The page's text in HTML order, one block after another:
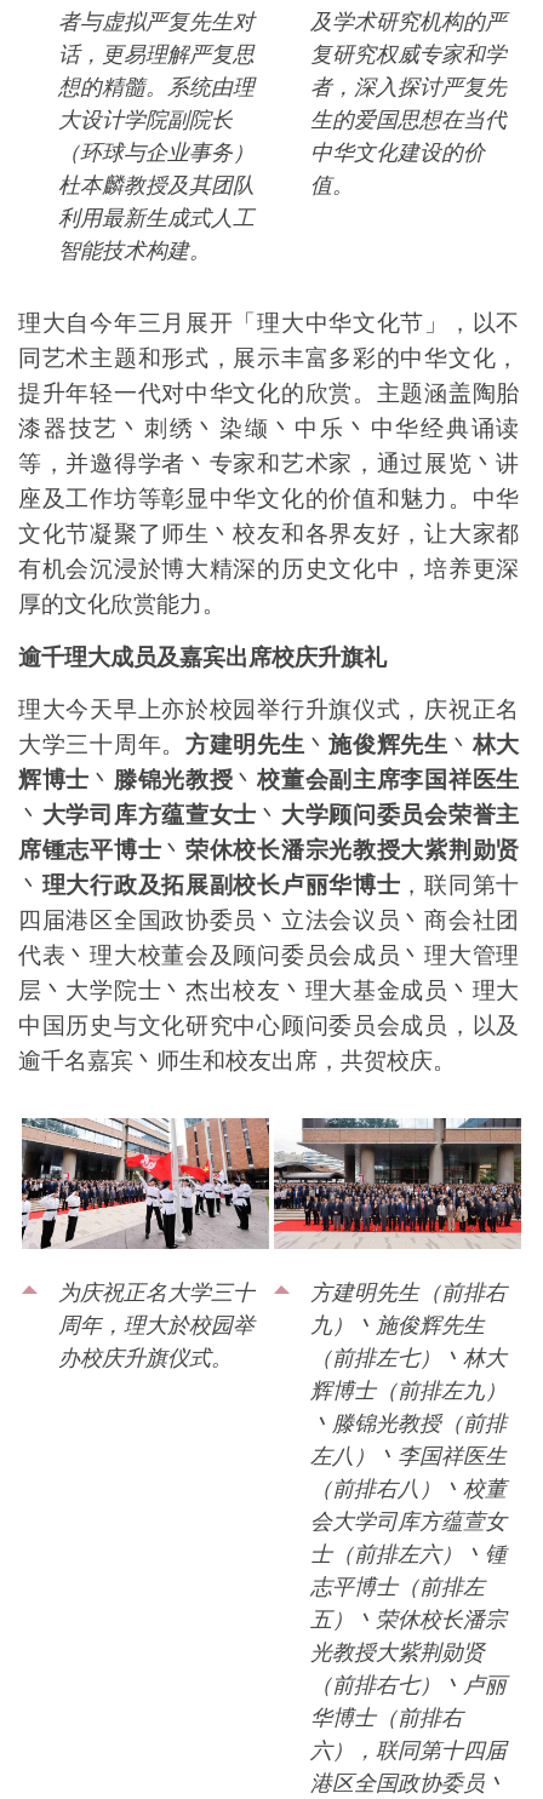
者与虚拟严复先生对
话，更易理解严复思
想的精髓。系统由理
大设计学院副院长
（环球与企业事务）
杜本麟教授及其团队
利用最新生成式人工
智能技术构建。
及学术研究机构的严
复研究权威专家和学
者，深入探讨严复先
生的爱国思想在当代
中华文化建设的价
值。
理大自今年三月展开「理大中华文化节」，以不
同艺术主题和形式，展示丰富多彩的中华文化，
提升年轻一代对中华文化的欣赏。主题涵盖陶胎
漆器技艺丶刺绣丶染缬丶中乐丶中华经典诵读
等，并邀得学者丶专家和艺术家，通过展览丶讲
座及工作坊等彰显中华文化的价值和魅力。中华
文化节凝聚了师生丶校友和各界友好，让大家都
有机会沉浸於博大精深的历史文化中，培养更深
厚的文化欣赏能力。
逾千理大成员及嘉宾出席校庆升旗礼
理大今天早上亦於校园举行升旗仪式，庆祝正名
大学三十周年。方建明先生 丶施俊辉先生 丶林大
辉博士 丶 滕锦光教授丶校董会副主席李国祥医生
丶 大学司库方蕴萱女士 丶 大学顾问委员会荣誉主
席锺志平博士丶荣休校长潘宗光教授大紫荆勋贤
丶 理大行政及拓展副校长卢丽华博士 ，联同第十
四届港区全国政协委员丶立法会议员丶商会社团
代表丶理大校董会及顾问委员会成员丶理大管理
层丶大学院士丶杰出校友丶理大基金成员丶理大
中国历史与文化研究中心顾问委员会成员，以及
逾千名嘉宾丶师生和校友出席，共贺校庆。
为庆祝正名大学三十
周年，理大於校园举
办校庆升旗仪式。
方建明先生（前排右
九）丶施俊辉先生
（前排左七）丶林大
辉博士（前排左九）
丶滕锦光教授（前排
左八）丶李国祥医生
（前排右八）丶校董
会大学司库方蕴萱女
士（前排左六）丶锺
志平博士（前排左
五）丶荣休校长潘宗
光教授大紫荆勋贤
（前排右七）丶卢丽
华博士（前排右
六），联同第十四届
港区全国政协委员丶